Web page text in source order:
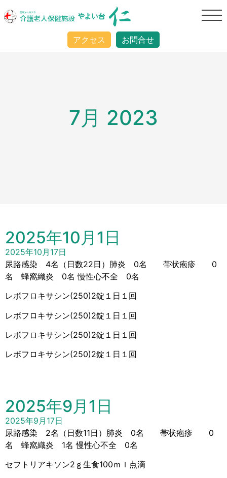
アクセス お問合せ
7月 2023
2025年10月1日
2025年10月17日
尿路感染 4名（日数22日）肺炎 0名 帯状疱疹 0
名 蜂窩織炎 0名 慢性心不全 0名
レボフロキサシン(250)2錠１日１回
レボフロキサシン(250)2錠１日１回
レボフロキサシン(250)2錠１日１回
レボフロキサシン(250)2錠１日１回
2025年9月1日
2025年9月17日
尿路感染 2名（日数11日）肺炎 0名 帯状疱疹 0
名 蜂窩織炎 1名 慢性心不全 0名
セフトリアキソン2ｇ生食100ｍｌ点滴